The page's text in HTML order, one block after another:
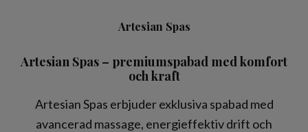
Artesian Spas
Artesian Spas – premiumspabad med komfort
och kraft
Artesian Spas erbjuder exklusiva spabad med
avancerad massage, energieffektiv drift och